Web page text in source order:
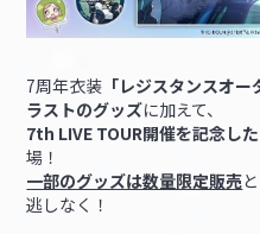
7周年衣装 「レジスタンスオ
ラストのグッズに加えて、
7th LIVE TOUR開催を記念し
場！
一部のグッズは数量限定販売
逃しなく！